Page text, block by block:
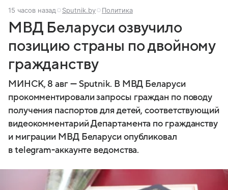
15 часов назад Sputnik.by Политика
МВД Беларуси озвучило
позицию страны по двойному
гражданству
МИНСК, 8 авг — Sputnik. В МВД Беларуси
прокомментировали запросы граждан по поводу
получения паспортов для детей, соответствующий
видеокомментарий Департамента по гражданству
и миграции МВД Беларуси опубликовал
в telegram-аккаунте ведомства.